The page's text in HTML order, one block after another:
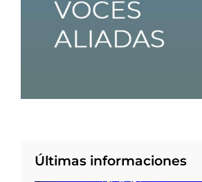
Últimas informaciones